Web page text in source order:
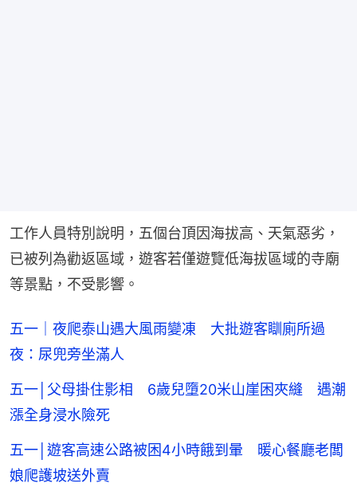
工作人員特別說明，五個台頂因海拔高、天氣惡劣，
已被列為勸返區域，遊客若僅遊覽低海拔區域的寺廟
等景點，不受影響。
五一｜夜爬泰山遇大風雨變凍 大批遊客瞓廁所過
夜：尿兜旁坐滿人
五一│父母掛住影相 6歲兒墮20米山崖困夾縫 遇潮
漲全身浸水險死
五一│遊客高速公路被困4小時餓到暈 暖心餐廳老闆
娘爬護坡送外賣